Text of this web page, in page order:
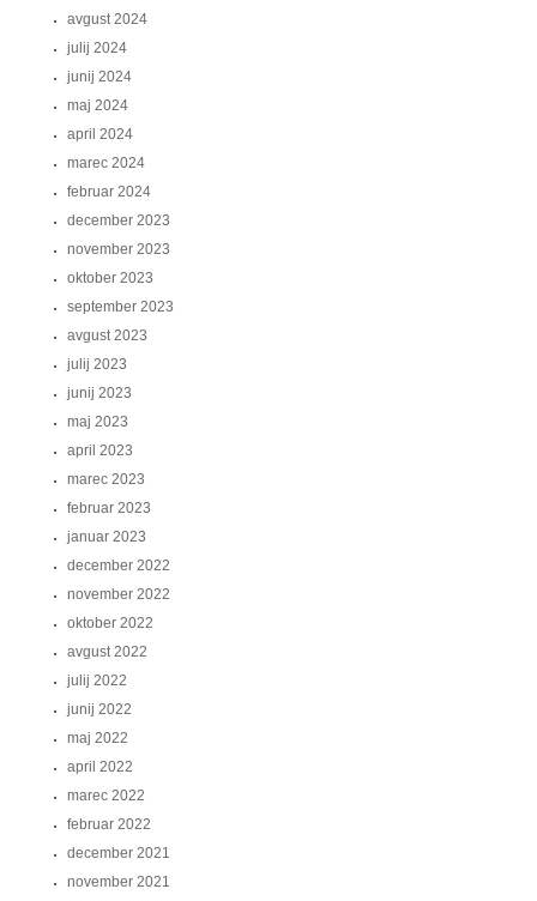
avgust 2024
julij 2024
junij 2024
maj 2024
april 2024
marec 2024
februar 2024
december 2023
november 2023
oktober 2023
september 2023
avgust 2023
julij 2023
junij 2023
maj 2023
april 2023
marec 2023
februar 2023
januar 2023
december 2022
november 2022
oktober 2022
avgust 2022
julij 2022
junij 2022
maj 2022
april 2022
marec 2022
februar 2022
december 2021
november 2021